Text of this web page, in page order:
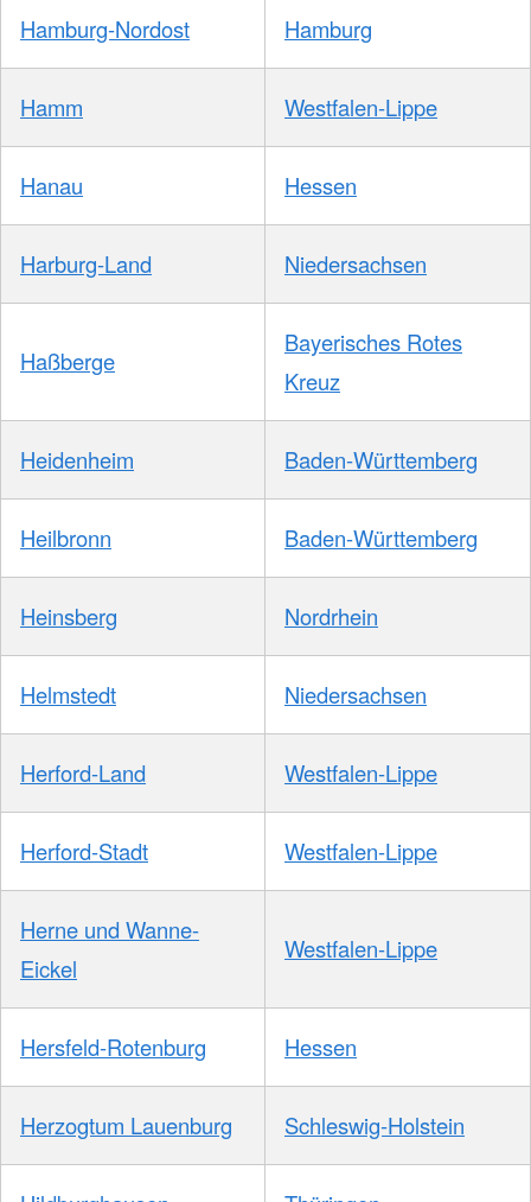
Hamburg-Nordost Hamburg
Hamm Westfalen-Lippe
Hanau Hessen
Harburg-Land Niedersachsen
Haßberge
Bayerisches Rotes
Kreuz
Heidenheim Baden-Württemberg
Heilbronn Baden-Württemberg
Heinsberg Nordrhein
Helmstedt Niedersachsen
Herford-Land Westfalen-Lippe
Herford-Stadt Westfalen-Lippe
Herne und Wanne-
Eickel
Westfalen-Lippe
Hersfeld-Rotenburg Hessen
Herzogtum Lauenburg Schleswig-Holstein